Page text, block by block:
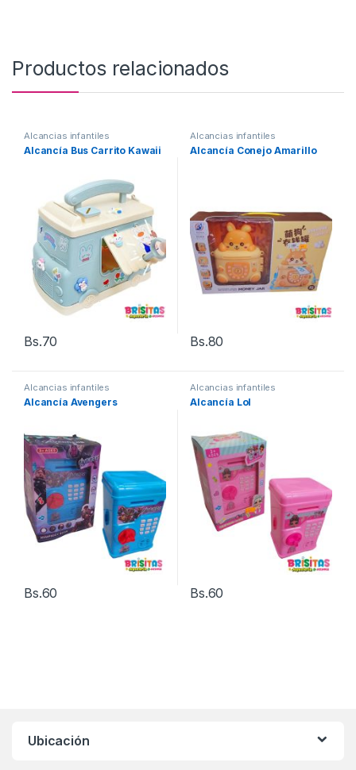
Productos relacionados
Alcancias infantiles
Alcancía Bus Carrito Kawaii
Bs.70
Alcancias infantiles
Alcancía Conejo Amarillo
Bs.80
Alcancias infantiles
Alcancía Avengers
Bs.60
Alcancias infantiles
Alcancía Lol
Bs.60
Ubicación